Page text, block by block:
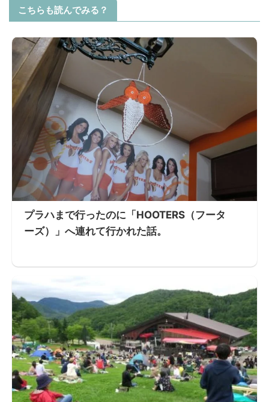
こちらも読んでみる？
プラハまで行ったのに「HOOTERS（フータ
ーズ）」へ連れて行かれた話。